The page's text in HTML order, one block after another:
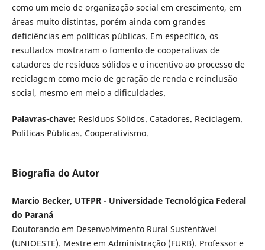
como um meio de organização social em crescimento, em
áreas muito distintas, porém ainda com grandes
deficiências em políticas públicas. Em específico, os
resultados mostraram o fomento de cooperativas de
catadores de resíduos sólidos e o incentivo ao processo de
reciclagem como meio de geração de renda e reinclusão
social, mesmo em meio a dificuldades.
Palavras-chave: Resíduos Sólidos. Catadores. Reciclagem.
Políticas Públicas. Cooperativismo.
Biografia do Autor
Marcio Becker, UTFPR - Universidade Tecnológica Federal
do Paraná
Doutorando em Desenvolvimento Rural Sustentável
(UNIOESTE). Mestre em Administração (FURB). Professor e